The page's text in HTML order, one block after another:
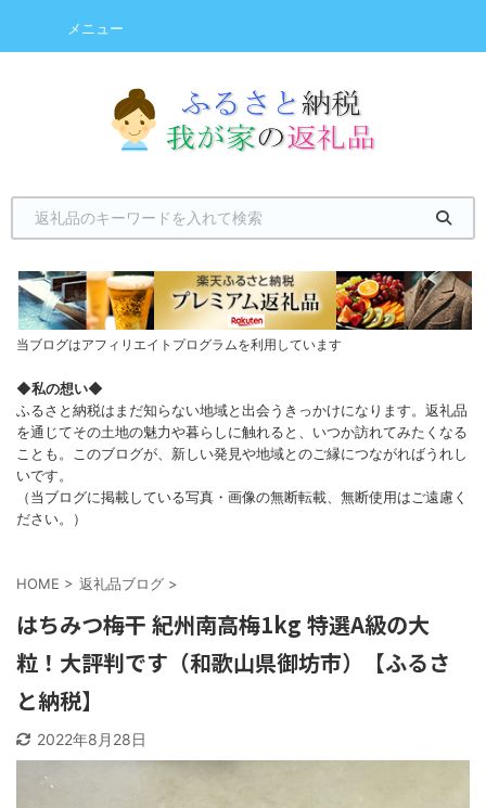
メニュー
当ブログはアフィリエイトプログラムを利用しています
◆私の想い◆
ふるさと納税はまだ知らない地域と出会うきっかけになります。返礼品
を通じてその土地の魅力や暮らしに触れると、いつか訪れてみたくなる
ことも。このブログが、新しい発見や地域とのご縁につながればうれし
いです。
（当ブログに掲載している写真・画像の無断転載、無断使用はご遠慮く
ださい。）
HOME > 返礼品ブログ >
はちみつ梅干 紀州南高梅1kg 特選A級の大
粒！大評判です（和歌山県御坊市）【ふるさ
と納税】
2022年8月28日